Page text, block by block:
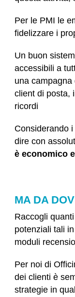
Per le PMI le
fidelizzare i
Un buon
accessibili a
una
client di posta,
ricordi
Considerando
dire con
è economico
MA DA
Raccogli
potenziali tali
moduli
Per noi di
dei clienti è
strategie in